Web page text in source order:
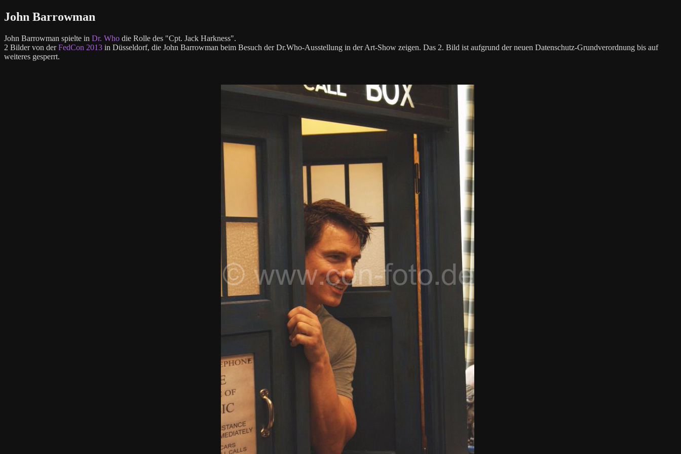
John Barrowman
John Barrowman spielte in Dr. Who die Rolle des "Cpt. Jack Harkness".
2 Bilder von derFedCon 2013 in Düsseldorf, die John Barrowman beim Besuch der Dr.Who-Ausstellung in der Art-Show zeigen. Das 2. Bild ist aufgrund der neuen Datenschutz-Grundverordnung bis auf
weiteres gesperrt.